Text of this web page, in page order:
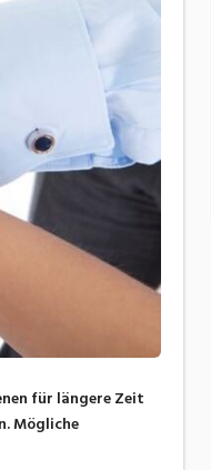
für längere Zeit
Mögliche